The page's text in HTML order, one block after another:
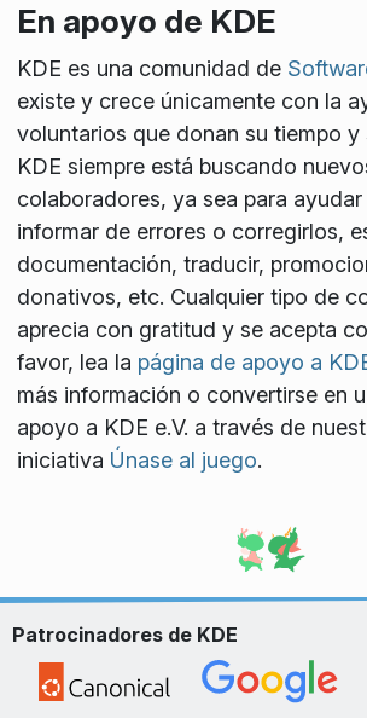
En apoyo de KDE
KDE es una comunidad de
existe y crece únicamente con la
voluntarios que donan su tiempo y
KDE siempre está buscando
colaboradores, ya sea para
informar de errores o corregirlos,
documentación, traducir,
donativos, etc. Cualquier tipo de
aprecia con gratitud y se acepta
favor, lea la página de apoyo a
más información o convertirse en
apoyo a KDE e.V. a través de
iniciativa Únase al juego.
Patrocinadores de KDE